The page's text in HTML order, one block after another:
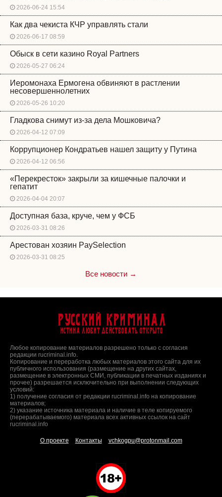
2026-06-24 15:54
Как два чекиста КЧР управлять стали
2026-06-17 08:59
Обыск в сети казино Royal Partners
2026-05-27 06:24
Иеромонаха Ермогена обвиняют в растлении
несовершеннолетних
2026-05-26 10:20
Гладкова снимут из-за дела Мошковича?
2026-04-12 07:09
Коррупционер Кондратьев нашел защиту у Путина
2026-04-12 06:56
«Перекресток» закрыли за кишечные палочки и
гепатит
2026-04-04 20:07
Доступная база, круче, чем у ФСБ
2026-03-31 08:26
Арестован хозяин PaySelection
2026-03-31 08:25
Все новости →
Русский Криминал
Истина любит действовать открыто
Любое копирование материалов разрешено только с согласия
редакции rucriminal.info.
Копирование и переработка любых материалов этого сайта для их
публичного использования (размещение на других сайтах,
размещение в электронных СМИ, публикации в печатных изданиях и
прочее) разрешается исключительно при выполнении следующих
условий:
1) получение согласия от редакции rucriminal.info на копирование
материалов;
2) указание источника материала и наличие в теле копируемого
(перерабатываемого) материала всех активных ссылок на сайт
rucriminal.info
О проекте Контакты vchkogpu@protonmail.com